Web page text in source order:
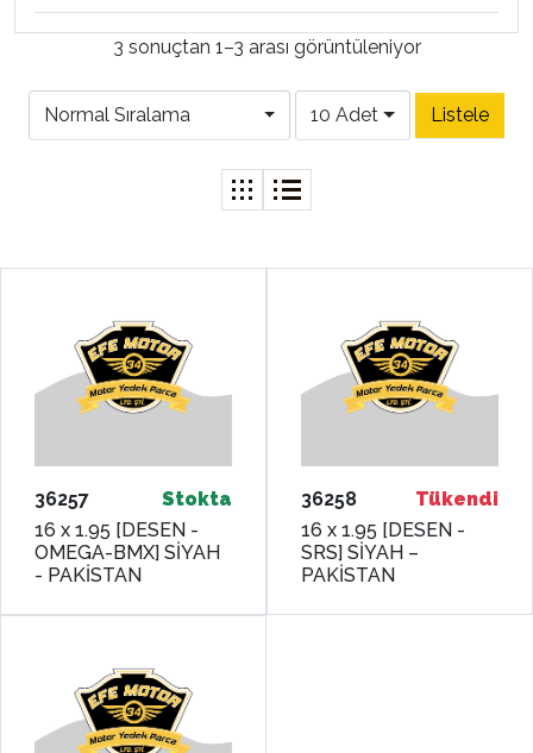
3 sonuçtan 1–3 arası görüntüleniyor
Normal Sıralama 10 Adet
36257
Stokta
16 x 1.95 [DESEN -
OMEGA-BMX] SİYAH
- PAKİSTAN
36258
Tükendi
16 x 1.95 [DESEN -
SRS] SİYAH –
PAKİSTAN